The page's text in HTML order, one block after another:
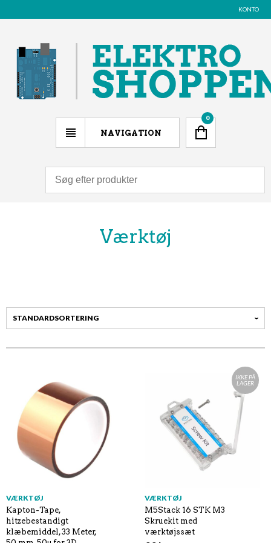
KONTO
NAVIGATION
0
Værktøj
VÆRKTØJ
Kapton-Tape,
hitzebestandigt
klæbemiddel, 33 Meter,
IKKE PÅ
LAGER
VÆRKTØJ
M5Stack 16 STK M3
Skruekit med
værktøjssæt